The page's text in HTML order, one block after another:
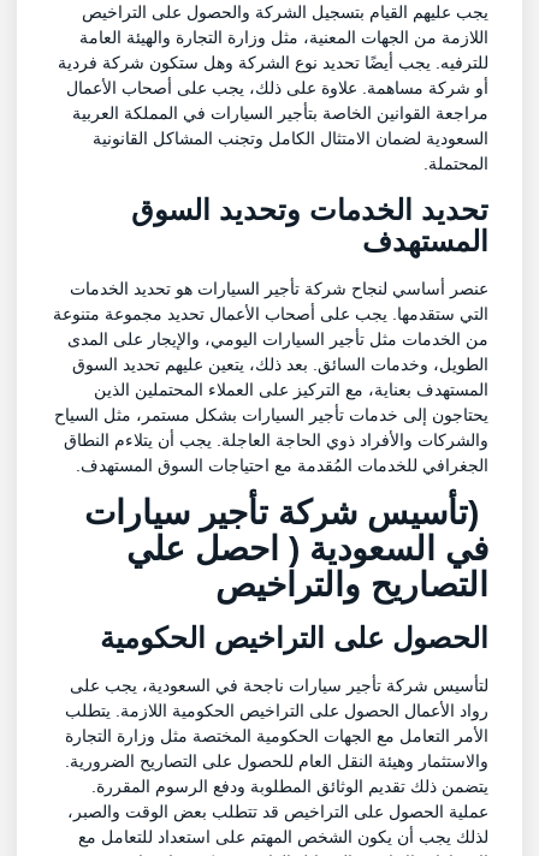
يجب عليهم القيام بتسجيل الشركة والحصول على التراخيص
اللازمة من الجهات المعنية، مثل وزارة التجارة والهيئة العامة
للترفيه. يجب أيضًا تحديد نوع الشركة وهل ستكون شركة فردية
أو شركة مساهمة. علاوة على ذلك، يجب على أصحاب الأعمال
مراجعة القوانين الخاصة بتأجير السيارات في المملكة العربية
السعودية لضمان الامتثال الكامل وتجنب المشاكل القانونية
المحتملة.
تحديد الخدماتوتحديد السوق
المستهدف
عنصر أساسي لنجاح شركة تأجير السيارات هو تحديد الخدمات
التي ستقدمها. يجب على أصحاب الأعمال تحديد مجموعة متنوعة
من الخدمات مثل تأجير السيارات اليومي، والإيجار على المدى
الطويل، وخدمات السائق. بعد ذلك، يتعين عليهم تحديد السوق
المستهدف بعناية، مع التركيز على العملاء المحتملين الذين
يحتاجون إلى خدمات تأجير السيارات بشكل مستمر، مثل السياح
والشركات والأفراد ذوي الحاجة العاجلة. يجب أن يتلاءم النطاق
الجغرافي للخدمات المُقدمة مع احتياجات السوق المستهدف.
تأسيس شركة تأجير سيارات
في السعودية ( احصل علي
التصاريح والتراخيص
الحصول على التراخيص الحكومية
لتأسيس شركة تأجير سيارات ناجحة في السعودية، يجب على
رواد الأعمال الحصول على التراخيص الحكومية اللازمة. يتطلب
الأمر التعامل مع الجهات الحكومية المختصة مثل وزارة التجارة
والاستثمار وهيئة النقل العام للحصول على التصاريح الضرورية.
يتضمن ذلك تقديم الوثائق المطلوبة ودفع الرسوم المقررة.
عملية الحصول على التراخيص قد تتطلب بعض الوقت والصبر،
لذلك يجب أن يكون الشخص المهتم على استعداد للتعامل مع